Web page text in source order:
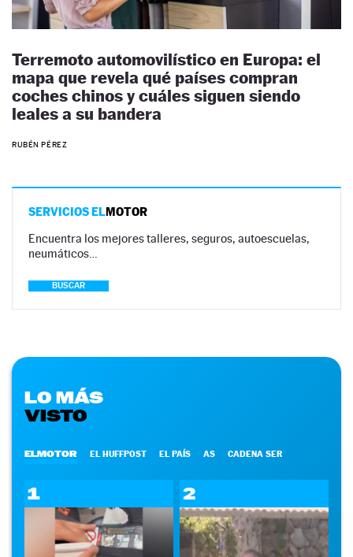
Terremoto automovilístico en Europa: el
mapa que revela qué países compran
coches chinos y cuáles siguen siendo
leales a su bandera
RUBÉN PÉREZ
SERVICIOS ELMOTOR
Encuentra los mejores talleres, seguros, autoescuelas,
neumáticos…
BUSCAR
LO MÁS
VISTO
ELMOTOR EL HUFFPOST EL PAÍS AS CADENA SER
1 2